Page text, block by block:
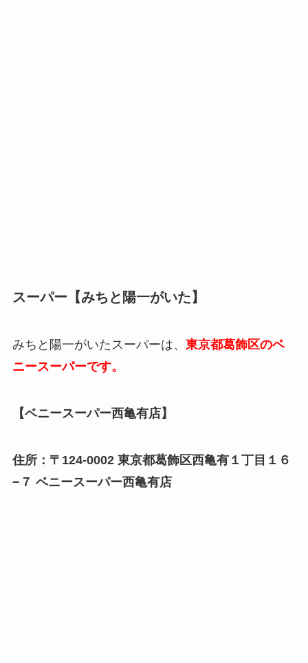
スーパー【みちと陽一がいた】
みちと陽一がいたスーパーは、 東京都葛飾区のベ
ニースーパーです。
【ベニースーパー西亀有店】
住所：〒124-0002 東京都葛飾区西亀有１丁目１６
−７ ベニースーパー西亀有店